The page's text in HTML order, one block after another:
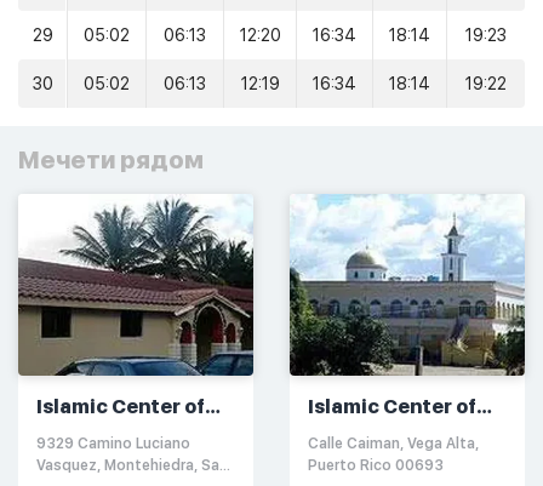
29 05:02 06:13 12:20 16:34 18:14 19:23
30 05:02 06:13 12:19 16:34 18:14 19:22
Мечети рядом
Islamic Center of
Montehiedra
9329 Camino Luciano
Vasquez, Montehiedra, San
Islamic Center of
Vega Alta
Calle Caiman, Vega Alta,
Puerto Rico 00693